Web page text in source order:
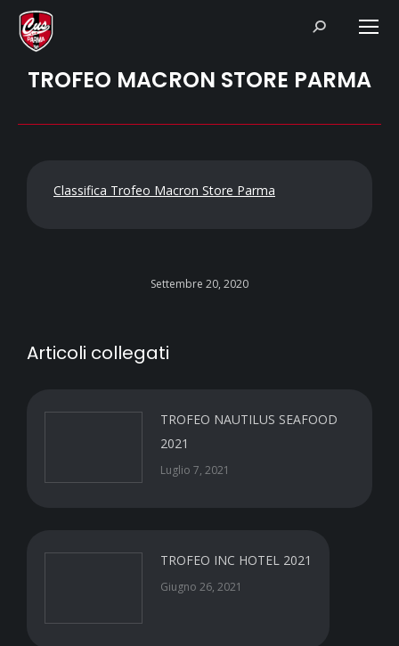
Search:
TROFEO MACRON STORE PARMA
Classifica Trofeo Macron Store Parma
Settembre 20, 2020
Articoli collegati
TROFEO NAUTILUS SEAFOOD
2021
Luglio 7, 2021
TROFEO INC HOTEL 2021
Giugno 26, 2021